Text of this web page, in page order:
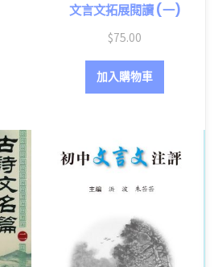
文言文拓展閱讀 (一)
$75.00
加入購物車